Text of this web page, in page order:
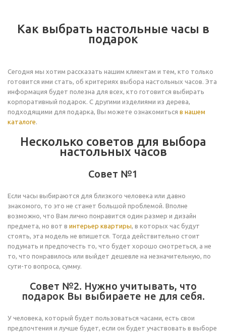
Как выбрать настольные часы в
подарок
Сегодня мы хотим рассказать нашим клиентам и тем, кто только
готовится ими стать, об критериях выбора настольных часов. Эта
информация будет полезна для всех, кто готовится выбирать
корпоративный подарок. С другими изделиями из дерева,
подходящими для подарка, Вы можете ознакомиться в нашем
каталоге.
Несколько советов для выбора
настольных часов
Совет №1
Если часы выбираются для близкого человека или давно
знакомого, то это не станет большой проблемой. Вполне
возможно, что Вам лично понравится один размер и дизайн
предмета, но вот в интерьер квартиры, в которых час будут
стоять, эта модель не впишется. Тогда действительно стоит
подумать и предпочесть то, что будет хорошо смотреться, а не
то, что понравилось или выйдет дешевле на незначительную, по
сути-то вопроса, сумму.
Совет №2. Нужно учитывать, что
подарок Вы выбираете не для себя.
У человека, который будет пользоваться часами, есть свои
предпочтения и лучше будет, если он будет участвовать в выборе